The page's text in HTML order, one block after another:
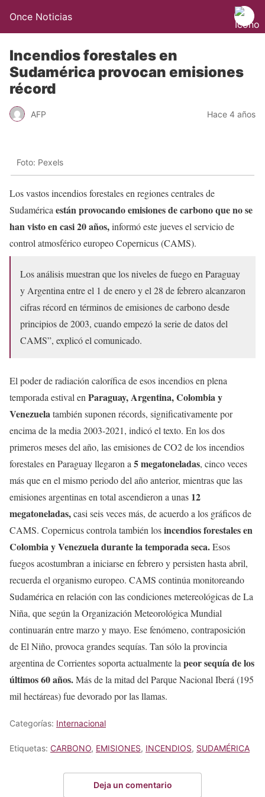
Once Noticias
Incendios forestales en
Sudamérica provocan emisiones
récord
AFP Hace 4 años
Foto: Pexels
Los vastos incendios forestales en regiones centrales de
Sudamérica están provocando emisiones de carbono que no se
han visto en casi 20 años,informó este jueves el servicio de
control atmosférico europeo Copernicus (CAMS).
Los análisis muestran que los niveles de fuego en Paraguay
y Argentina entre el 1 de enero y el 28 de febrero alcanzaron
cifras récord en términos de emisiones de carbono desde
principios de 2003, cuando empezó la serie de datos del
CAMS”, explicó el comunicado.
El poder de radiación calorífica de esos incendios en plena
temporada estival en Paraguay, Argentina, Colombia y
Venezuelatambién suponen récords, significativamente por
encima de la media 2003-2021, indicó el texto. En los dos
primeros meses del año, las emisiones de CO2 de los incendios
forestales en Paraguay llegaron a 5 megatoneladas, cinco veces
más que en el mismo periodo del año anterior, mientras que las
emisiones argentinas en total ascendieron a unas 12
megatoneladas,casi seis veces más, de acuerdo a los gráficos de
CAMS. Copernicus controla también losincendios forestales en
Colombia y Venezuela durante la temporada seca.Esos
fuegos acostumbran a iniciarse en febrero y persisten hasta abril,
recuerda el organismo europeo. CAMS continúa monitoreando
Sudamérica en relación con las condiciones metereológicas de La
Niña, que según la Organización Meteorológica Mundial
continuarán entre marzo y mayo. Ese fenómeno, contraposición
de El Niño, provoca grandes sequías. Tan sólo la provincia
argentina de Corrientes soporta actualmente la peor sequía de los
últimos 60 años.Más de la mitad del Parque Nacional Iberá (195
mil hectáreas) fue devorado por las llamas.
Categorías: Internacional
Etiquetas: CARBONO, EMISIONES, INCENDIOS, SUDAMÉRICA
Deja un comentario